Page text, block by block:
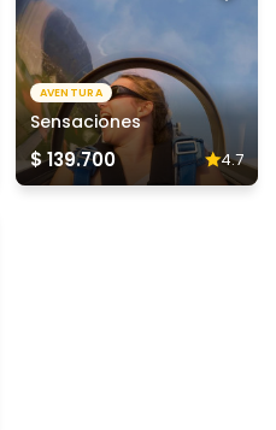
AVENTURA
Sensaciones
$ 139.700 4.7